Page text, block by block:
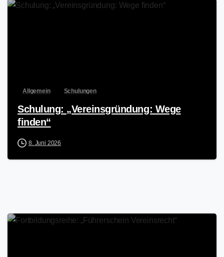
Allgemein Schulungen
Schulung: „Vereinsgründung: Wege
finden“
8. Juni 2026